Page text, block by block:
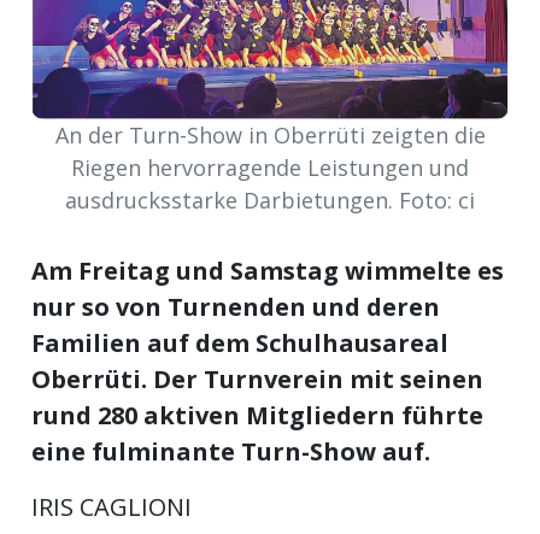
Auw
offizielle
Mitteilungen
An der Turn-Show in Oberrüti zeigten die
Riegen hervorragende Leistungen und
ausdrucksstarke Darbietungen. Foto: ci
Am Freitag und Samstag wimmelte es
nur so von Turnenden und deren
Familien auf dem Schulhausareal
Oberrüti. Der Turnverein mit seinen
rund 280 aktiven Mitgliedern führte
eine fulminante Turn-Show auf.
IRIS CAGLIONI